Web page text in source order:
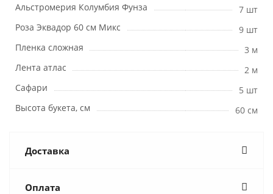
Альстромерия Колумбия Фунза
7 шт
Роза Эквадор 60 см Микс
9 шт
Пленка сложная
3 м
Лента атлас
2 м
Сафари
5 шт
Высота букета, см
60 см
Доставка
Оплата